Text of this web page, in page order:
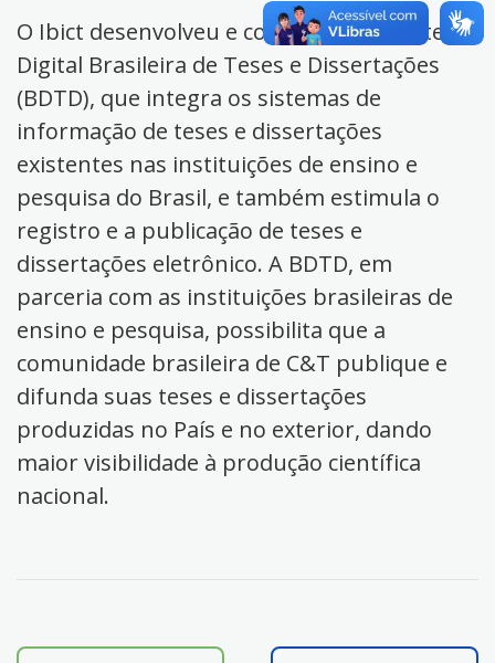
O Ibict desenvolveu e coordena a Biblioteca
Digital Brasileira de Teses e Dissertações
(BDTD), que integra os sistemas de
informação de teses e dissertações
existentes nas instituições de ensino e
pesquisa do Brasil, e também estimula o
registro e a publicação de teses e
dissertações eletrônico. A BDTD, em
parceria com as instituições brasileiras de
ensino e pesquisa, possibilita que a
comunidade brasileira de C&T publique e
difunda suas teses e dissertações
produzidas no País e no exterior, dando
maior visibilidade à produção científica
nacional.